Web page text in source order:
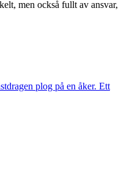
men också fullt av ansvar,